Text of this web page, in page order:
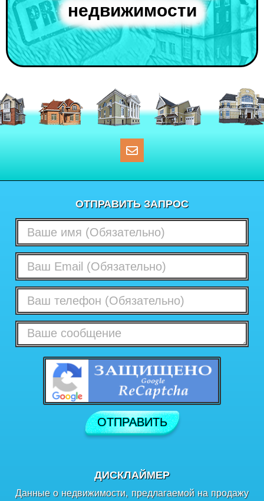
недвижимости
ОТПРАВИТЬ ЗАПРОС
ДИСКЛАЙМЕР
Данные о недвижимости, предлагаемой на продажу